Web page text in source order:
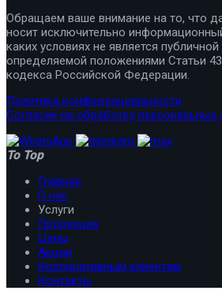
Обращаем ваше внимание на то, что
носит исключительно
каких условиях не является
определяемой положениями Статьи
кодекса Российской Федерации.
Политика конфиденциальности
Согласие на обработку персональных
To Top
Главная
О нас
Услуги
Продукция
Цены
Акции
Корпоративным клиентам
Контакты